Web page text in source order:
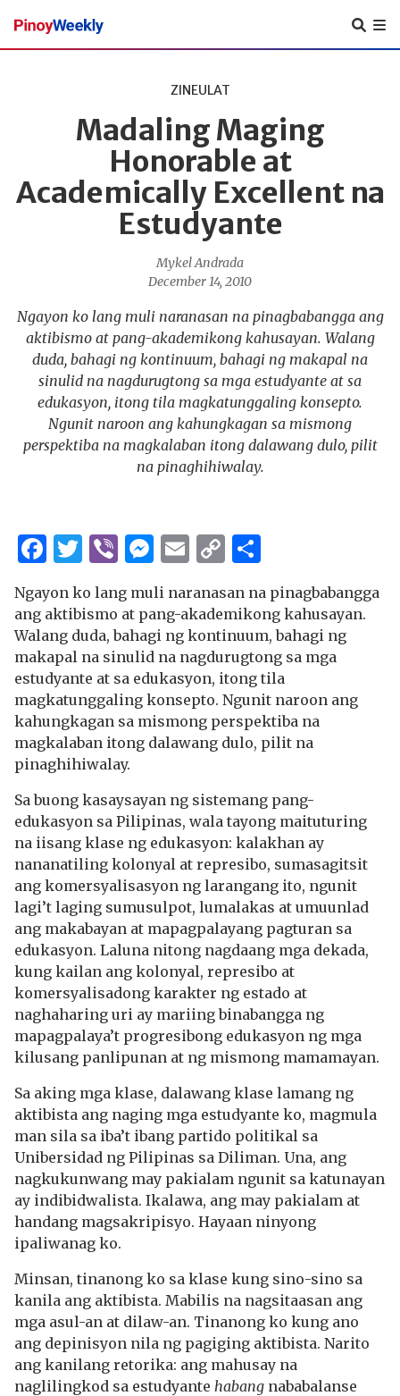
Pinoy
Weekly
ZINEULAT
Madaling Maging
Honorable at
Academically Excellent na
Estudyante
Mykel Andrada
December 14, 2010
Ngayon ko lang muli naranasan na pinagbabangga ang
aktibismo at pang-akademikong kahusayan. Walang
duda, bahagi ng kontinuum, bahagi ng makapal na
sinulid na nagdurugtong sa mga estudyante at sa
edukasyon, itong tila magkatunggaling konsepto.
Ngunit naroon ang kahungkagan sa mismong
perspektiba na magkalaban itong dalawang dulo, pilit
na pinaghihiwalay.
Facebook
Twitter
ViberMessenger
Email
Copy
Link
Ngayon ko lang muli naranasan na pinagbabangga
ang aktibismo at pang-akademikong kahusayan.
Walang duda, bahagi ng kontinuum, bahagi ng
makapal na sinulid na nagdurugtong sa mga
estudyante at sa edukasyon, itong tila
magkatunggaling konsepto. Ngunit naroon ang
kahungkagan sa mismong perspektiba na
magkalaban itong dalawang dulo, pilit na
pinaghihiwalay.
Sa buong kasaysayan ng sistemang pang-
edukasyon sa Pilipinas, wala tayong maituturing
na iisang klase ng edukasyon: kalakhan ay
nananatiling kolonyal at represibo, sumasagitsit
ang komersyalisasyon ng larangang ito, ngunit
lagi’t laging sumusulpot, lumalakas at umuunlad
ang makabayan at mapagpalayang pagturan sa
edukasyon. Laluna nitong nagdaang mga dekada,
kung kailan ang kolonyal, represibo at
komersyalisadong karakter ng estado at
naghaharing uri ay mariing binabangga ng
mapagpalaya’t progresibong edukasyon ng mga
kilusang panlipunan at ng mismong mamamayan.
Sa aking mga klase, dalawang klase lamang ng
aktibista ang naging mga estudyante ko, magmula
man sila sa iba’t ibang partido politikal sa
Unibersidad ng Pilipinas sa Diliman. Una, ang
nagkukunwang may pakialam ngunit sa katunayan
ay indibidwalista. Ikalawa, ang may pakialam at
handang magsakripisyo. Hayaan ninyong
ipaliwanag ko.
Minsan, tinanong ko sa klase kung sino-sino sa
kanila ang aktibista. Mabilis na nagsitaasan ang
mga asul-an at dilaw-an. Tinanong ko kung ano
ang depinisyon nila ng pagiging aktibista. Narito
ang kanilang retorika: ang mahusay na
naglilingkod sa estudyante habang nababalanse